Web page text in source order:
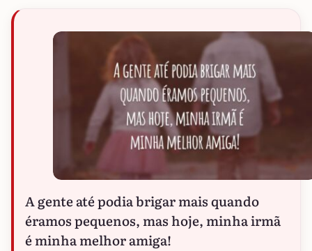
A gente até podia brigar mais quando
éramos pequenos, mas hoje, minha irmã
é minha melhor amiga!